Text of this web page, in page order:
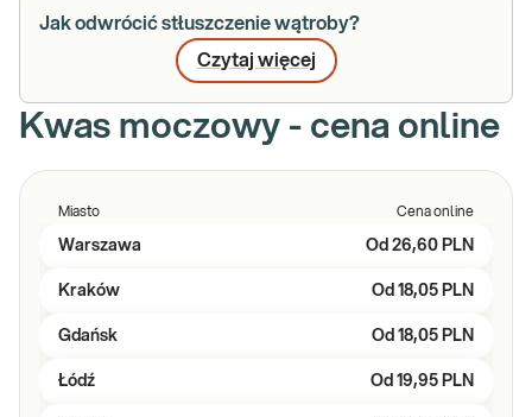
Jak odwrócić stłuszczenie wątroby?
Czytaj więcej
Kwas moczowy - cena online
Miasto Cena online
Warszawa Od 26,60 PLN
Kraków Od 18,05 PLN
Gdańsk Od 18,05 PLN
Łódź Od 19,95 PLN